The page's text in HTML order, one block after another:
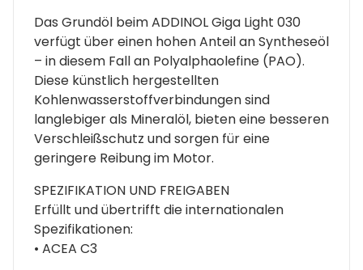
Das Grundöl beim ADDINOL Giga Light 030
verfügt über einen hohen Anteil an Syntheseöl
– in diesem Fall an Polyalphaolefine (PAO).
Diese künstlich hergestellten
Kohlenwasserstoffverbindungen sind
langlebiger als Mineralöl, bieten eine besseren
Verschleißschutz und sorgen für eine
geringere Reibung im Motor.
SPEZIFIKATION UND FREIGABEN
Erfüllt und übertrifft die internationalen
Spezifikationen:
• ACEA C3